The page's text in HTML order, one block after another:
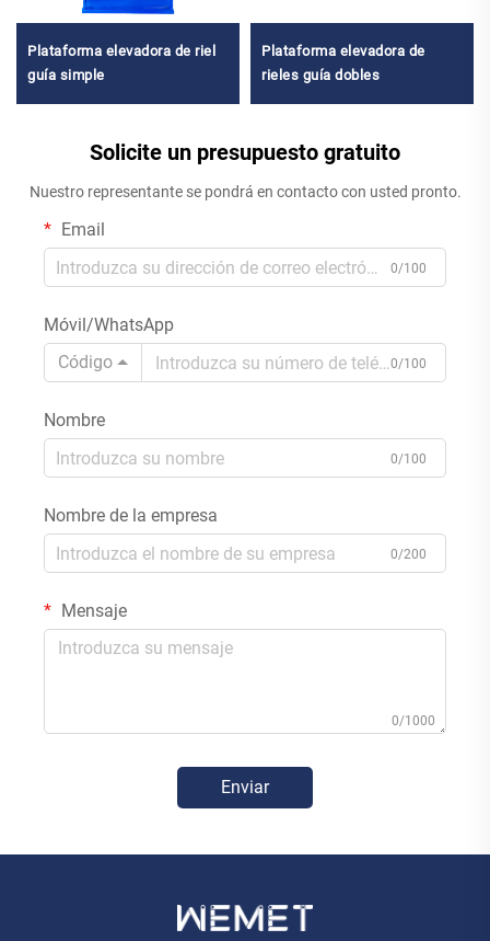
Plataforma elevadora de riel
guía simple
Plataforma elevadora de
rieles guía dobles
Solicite un presupuesto gratuito
Nuestro representante se pondrá en contacto con usted pronto.
Email
0/100
Móvil/WhatsApp
Código
0/100
Nombre
0/100
Nombre de la empresa
0/200
Mensaje
0/1000
Enviar